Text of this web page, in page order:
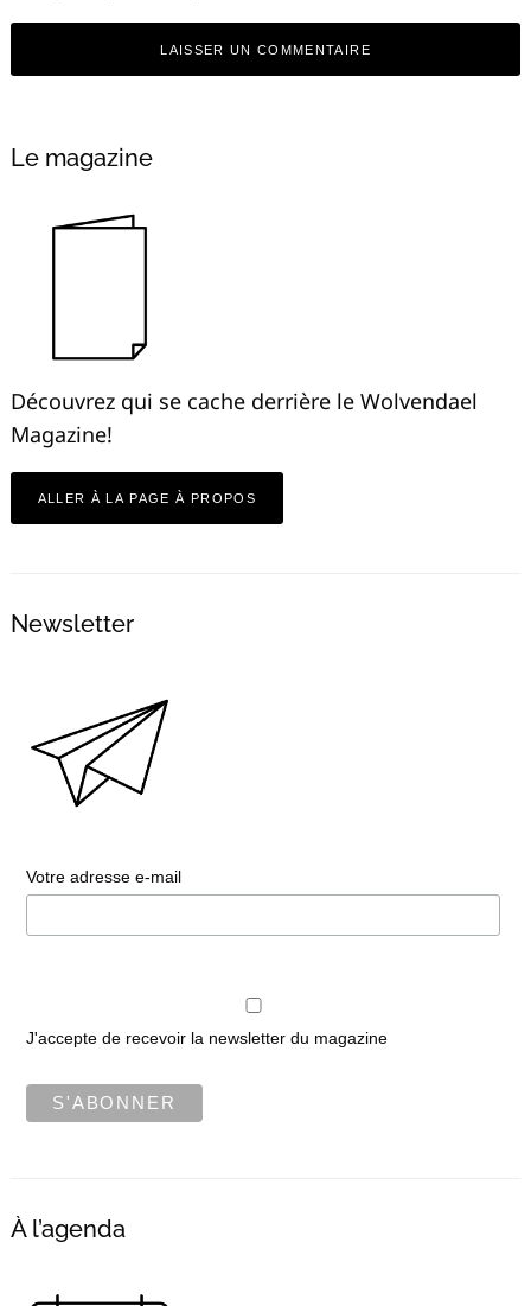
Le magazine
Découvrez qui se cache derrière le Wolvendael
Magazine!
ALLER À LA PAGE À PROPOS
Newsletter
Votre adresse e-mail
J'accepte de recevoir la newsletter du magazine
À l’agenda